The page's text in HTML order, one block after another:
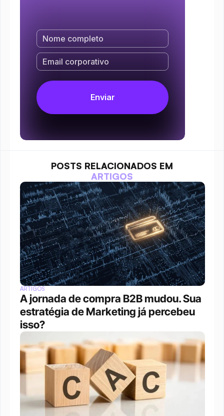
POSTS RELACIONADOS EM
ARTIGOS
ARTIGOS
A jornada de compra B2B mudou. Sua
estratégia de Marketing já percebeu
isso?